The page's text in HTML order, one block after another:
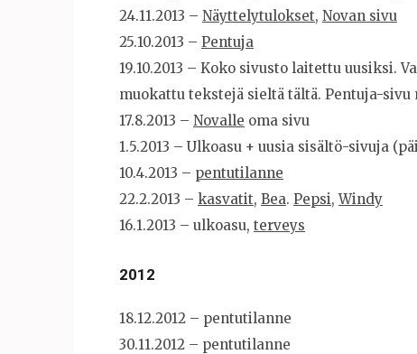
24.11.2013 – Näyttelytulokset, Novan sivu
25.10.2013 – Pentuja
19.10.2013 – Koko sivusto laitettu
muokattu tekstejä sieltä tältä. Pentuja-sivu
17.8.2013 – Novalle oma sivu
1.5.2013 – Ulkoasu + uusia sisältö-sivuja
10.4.2013 – pentutilanne
22.2.2013 – kasvatit, Bea. Pepsi,Windy
16.1.2013 – ulkoasu, terveys
2012
18.12.2012 – pentutilanne
30.11.2012 – pentutilanne